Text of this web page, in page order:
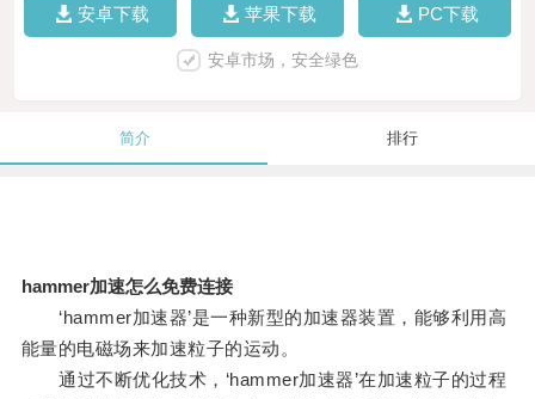
安卓下载 苹果下载 PC下载
安卓市场，安全绿色
简介 排行
hammer加速怎么免费连接
‘hammer加速器’是一种新型的加速器装置，能够利用高
能量的电磁场来加速粒子的运动。
通过不断优化技术，‘hammer加速器’在加速粒子的过程